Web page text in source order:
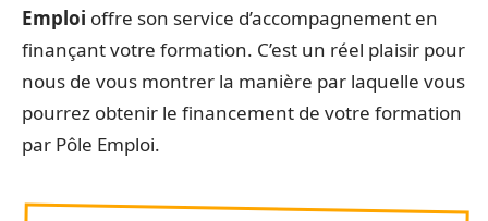
Emploi offre son service d’accompagnement en
finançant votre formation. C’est un réel plaisir pour
nous de vous montrer la manière par laquelle vous
pourrez obtenir le financement de votre formation
par Pôle Emploi.